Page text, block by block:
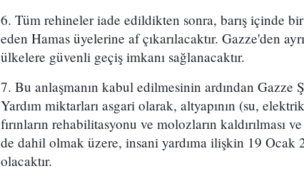
6. Tüm rehineler iade edildikten sonra, barış içinde bir
eden Hamas üyelerine af çıkarılacaktır. Gazze'den
ülkelere güvenli geçiş imkanı sağlanacaktır.
7. Bu anlaşmanın kabul edilmesinin ardından Gazze
Yardım miktarları asgari olarak, altyapının (su,
fırınların rehabilitasyonu ve molozların kaldırılması
de dahil olmak üzere, insani yardıma ilişkin 19 Ocak
olacaktır.